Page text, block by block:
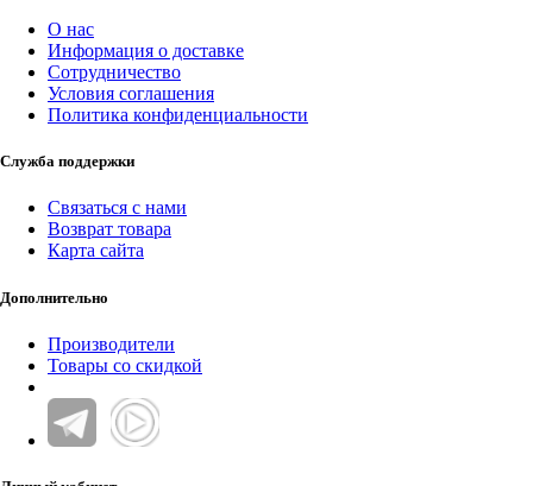
О нас
Информация о доставке
Сотрудничество
Условия соглашения
Политика конфиденциальности
Служба поддержки
Связаться с нами
Возврат товара
Карта сайта
Дополнительно
Производители
Товары со скидкой